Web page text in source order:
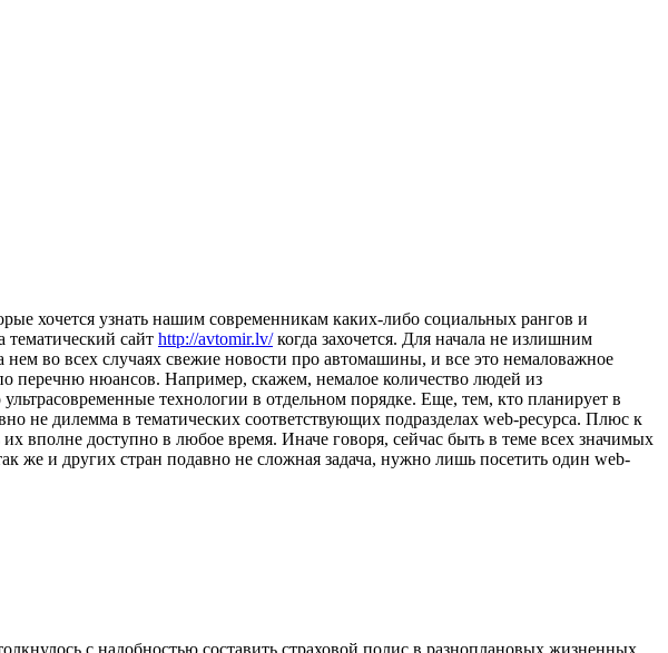
хочется узнать нашим современникам каких-либо социальных рангов и
тематический сайт http://avtomir.lv/когда захочется. Для начала не излишним
во всех случаях свежие новости про автомашины, и все это немаловажное
перечню нюансов. Например, скажем, немалое количество людей из
технологии в отдельном порядке. Еще, тем, кто планирует в
не дилемма в тематических соответствующих подразделах web-ресурса. Плюс к
вполне доступно в любое время. Иначе говоря, сейчас быть в теме всех значимых
же и других стран подавно не сложная задача, нужно лишь посетить один web-
с надобностью составить страховой полис в разноплановых жизненных